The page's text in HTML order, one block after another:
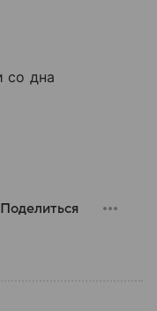
со дна
Поделиться